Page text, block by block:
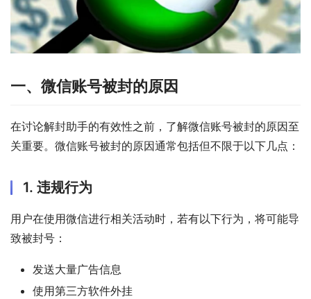
一、微信账号被封的原因
在讨论解封助手的有效性之前，了解微信账号被封的原因至
关重要。微信账号被封的原因通常包括但不限于以下几点：
1. 违规行为
用户在使用微信进行相关活动时，若有以下行为，将可能导
致被封号：
发送大量广告信息
使用第三方软件外挂